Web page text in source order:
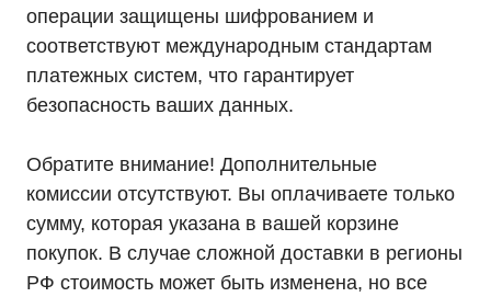
операции защищены шифрованием и
соответствуют международным стандартам
платежных систем, что гарантирует
безопасность ваших данных.
Обратите внимание! Дополнительные
комиссии отсутствуют. Вы оплачиваете только
сумму, которая указана в вашей корзине
покупок. В случае сложной доставки в регионы
РФ стоимость может быть изменена, но все
Режим работы: Пн-Пт: 9:00 —
18:00
info@ibp-hiden.ru
Адрес:
проезд, д. 10, стр. 11
8 (800) 444-75-17